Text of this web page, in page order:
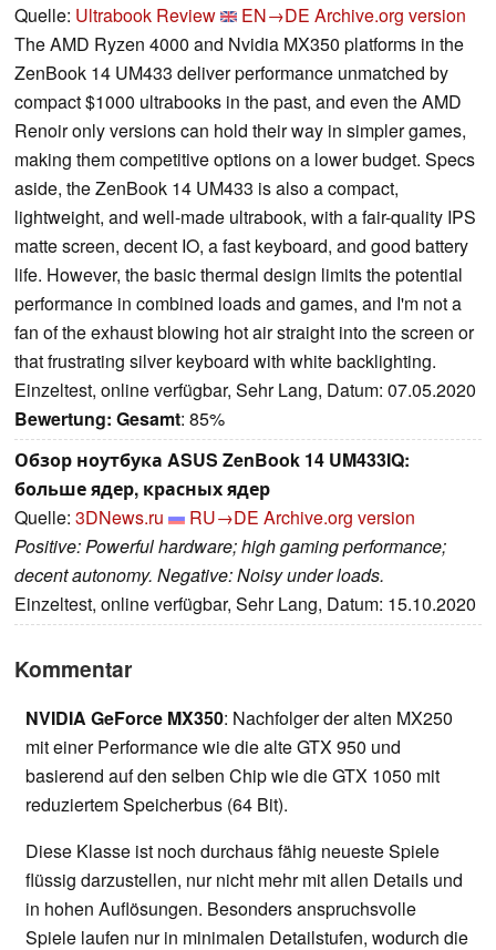
Quelle: Ultrabook Review EN→DE Archive.org version
The AMD Ryzen 4000 and Nvidia MX350 platforms in the
ZenBook 14 UM433 deliver performance unmatched by
compact $1000 ultrabooks in the past, and even the AMD
Renoir only versions can hold their way in simpler games,
making them competitive options on a lower budget. Specs
aside, the ZenBook 14 UM433 is also a compact,
lightweight, and well-made ultrabook, with a fair-quality IPS
matte screen, decent IO, a fast keyboard, and good battery
life. However, the basic thermal design limits the potential
performance in combined loads and games, and I'm not a
fan of the exhaust blowing hot air straight into the screen or
that frustrating silver keyboard with white backlighting.
Einzeltest, online verfügbar, Sehr Lang, Datum: 07.05.2020
Bewertung: Gesamt: 85%
Обзор ноутбука ASUS ZenBook 14 UM433IQ:
больше ядер, красных ядер
Quelle: 3DNews.ru RU→DE Archive.org version
Positive: Powerful hardware; high gaming performance;
decent autonomy. Negative: Noisy under loads.
Einzeltest, online verfügbar, Sehr Lang, Datum: 15.10.2020
Kommentar
NVIDIA GeForce MX350: Nachfolger der alten MX250
mit einer Performance wie die alte GTX 950 und
basierend auf den selben Chip wie die GTX 1050 mit
reduziertem Speicherbus (64 Bit).
Diese Klasse ist noch durchaus fähig neueste Spiele
flüssig darzustellen, nur nicht mehr mit allen Details und
in hohen Auflösungen. Besonders anspruchsvolle
Spiele laufen nur in minimalen Detailstufen, wodurch die